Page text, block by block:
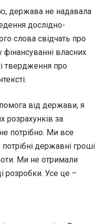
держава не надавала
дослідно-
слова свідчать про
фінансуванні власних
твердження про
від держави, я
розрахунків за
потрібно. Ми все
державні гроші
Ми не отримали
розробки. Усе це –